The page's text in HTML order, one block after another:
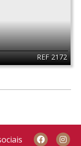
REF 2172